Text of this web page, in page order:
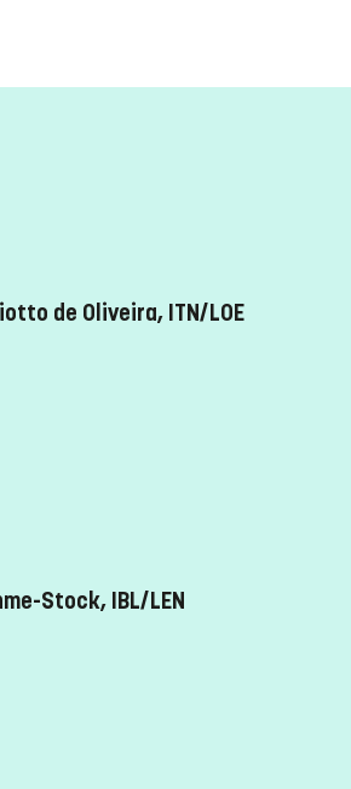
de Oliveira, ITN/LOE
Stock, IBL/LEN